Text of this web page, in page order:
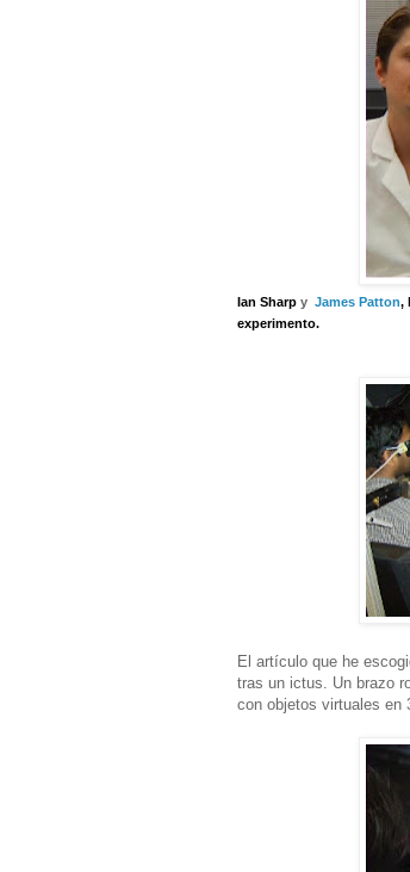
Ian Sharp y James Patton,
experimento.
El artículo que he
tras un ictus. Un brazo
con objetos virtuales en